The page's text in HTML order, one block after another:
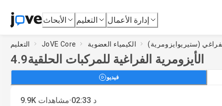
الأبحاث التعليم إدارة الأعمال
التعليم JoVE Core الكيمياء العضوية
4.9الأيزومرية الفراغية للمركبات الحلقية
فيديو
9.9K مشاهدات·02:33 د